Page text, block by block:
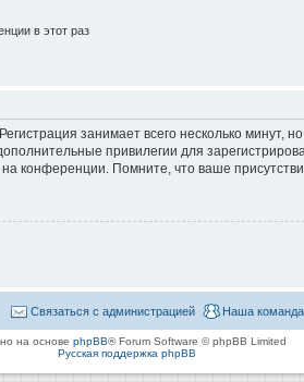
в этот раз
занимает всего несколько минут,
привилегии для
конференции. Помните, что ваше
Наша команда
Связаться с администрацией
на основе phpBB® Forum Software © phpBB Limited
Русская поддержка phpBB